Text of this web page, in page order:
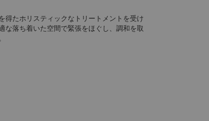
得たホリスティックなトリートメントを受け
な落ち着いた空間で緊張をほぐし、調和を取